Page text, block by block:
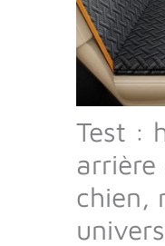
Test :
arrière
chien,